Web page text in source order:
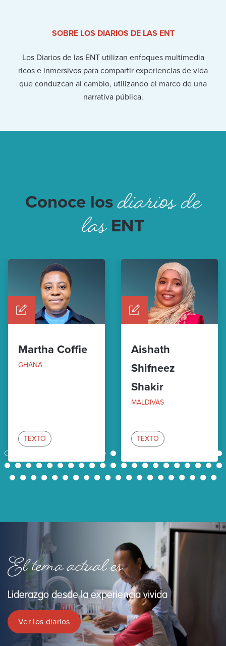
SOBRE LOS DIARIOS DE LAS ENT
Los Diarios de las ENT utilizan enfoques multimedia
ricos e inmersivos para compartir experiencias de vida
que conduzcan al cambio, utilizando el marco de una
narrativa pública.
Conoce losdiarios de
lasENT
Martha Coffie
GHANA
TEXTO
Aishath
Shifneez
Shakir
MALDIVAS
TEXTO
1 10 11
21
22
23 24 25 26 27 28 29 30 31 32 33 34 35 36 37 38 39 40 41
42
43
44 45 46 47 48 49 50 51 52 53 54 55 56 57 58 59 60 61 62
El tema actual es
Liderazgo desde la experiencia vivida
Ver los diarios